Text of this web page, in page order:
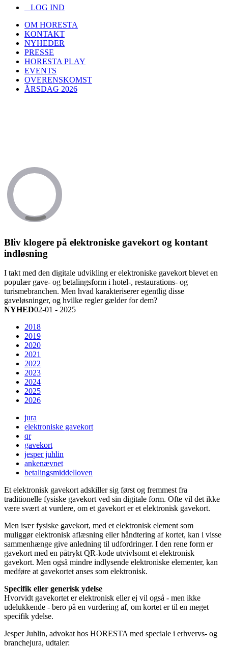
LOG IND
OM HORESTA
KONTAKT
NYHEDER
PRESSE
HORESTA PLAY
EVENTS
OVERENSKOMST
ÅRSDAG 2026
Bliv klogere på elektroniske gavekort og kontant
indløsning
I takt med den digitale udvikling er elektroniske gavekort blevet en
populær gave- og betalingsform i hotel-, restaurations- og
turismebranchen. Men hvad karakteriserer egentlig disse
gaveløsninger, og hvilke regler gælder for dem?
NYHED02-01 - 2025
2018
2019
2020
2021
2022
2023
2024
2025
2026
jura
elektroniske gavekort
qr
gavekort
jesper juhlin
ankenævnet
betalingsmiddelloven
Et elektronisk gavekort adskiller sig først og fremmest fra
traditionelle fysiske gavekort ved sin digitale form. Ofte vil det ikke
være svært at vurdere, om et gavekort er et elektronisk gavekort.
Men især fysiske gavekort, med et elektronisk element som
muliggør elektronisk aflæsning eller håndtering af kortet, kan i visse
sammenhænge give anledning til udfordringer. I den rene form er
gavekort med en påtrykt QR-kode utvivlsomt et elektronisk
gavekort. Men også mindre indlysende elektroniske elementer, kan
medføre at gavekortet anses som elektronisk.
Specifik eller generisk ydelse
Hvorvidt gavekortet er elektronisk eller ej vil også - men ikke
udelukkende - bero på en vurdering af, om kortet er til en meget
specifik ydelse.
Jesper Juhlin, advokat hos HORESTA med speciale i erhvervs- og
branchejura, udtaler: